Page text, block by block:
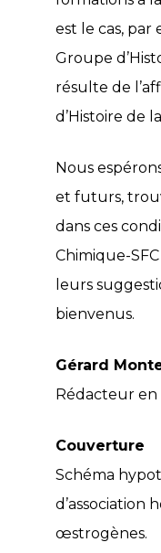
est le cas, par
Groupe
résulte de
d’Histoire de
Nous
et futurs,
dans ces
Chimique-
leurs
bienvenus.
Gérard
Rédacteur en
Couverture
Schéma
d’association
œstrogènes.